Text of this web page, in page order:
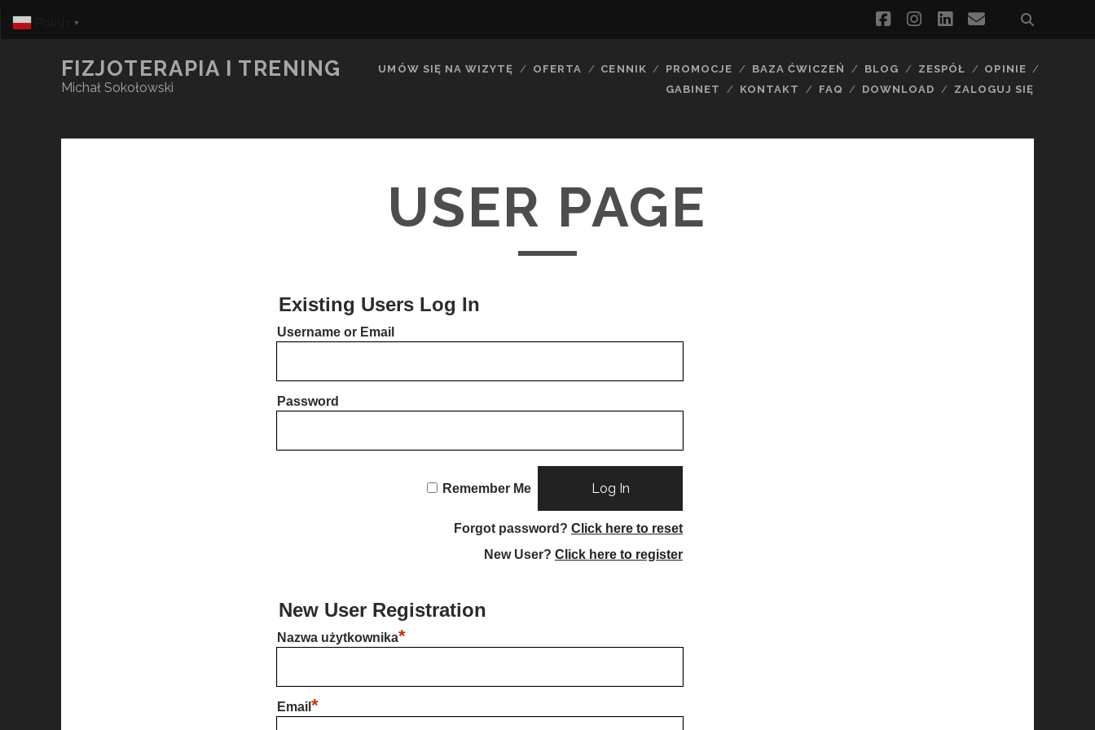
facebookinstagram
linkedinemail
FIZJOTERAPIA I TRENING
Michał Sokołowski
UMÓW SIĘ NA WIZYTĘ OFERTA CENNIK PROMOCJE BAZA ĆWICZEŃ BLOG ZESPÓŁ
OPINIE
GABINET
KONTAKT FAQ DOWNLOAD ZALOGUJ SIĘ
USER PAGE
Existing Users Log In
Username or Email
Password
Remember Me
Forgot password? Click here to reset
New User? Click here to register
New User Registration
Nazwa użytkownika*
Email*
▼